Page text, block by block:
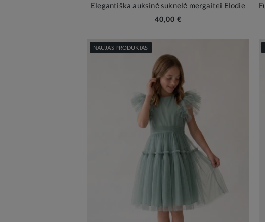
Elegantiška auksinė suknelė mergaitei Elodie
40,00 €
NAUJAS PRODUKTAS